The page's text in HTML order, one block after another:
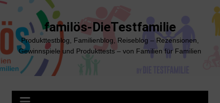
Zum
springen
familös-DieTestfamilie
Produkttestblog, Familienblog, Reiseblog – Rezensionen,
Gewinnspiele und Produkttests – von Familien für Familien